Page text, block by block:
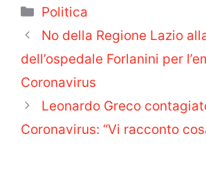
Categorie
Politica
No della Regione Lazio
dell’ospedale Forlanini per
Coronavirus
Leonardo Greco
Coronavirus: “Vi racconto